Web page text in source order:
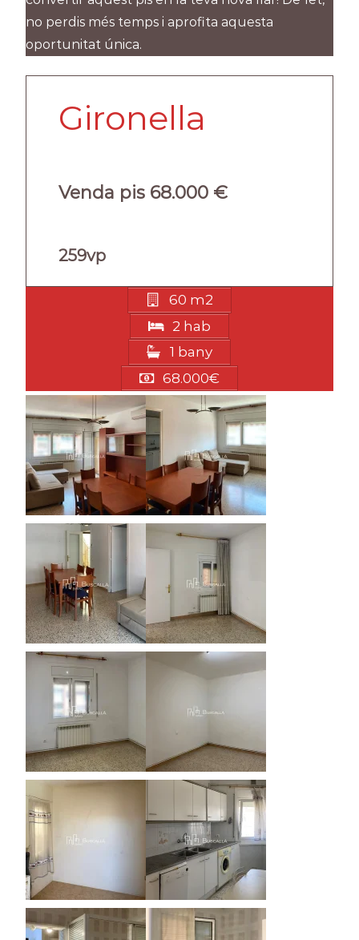
no perdis més temps i aprofita aquesta
oportunitat única.
Gironella
Venda pis 68.000 €
259vp
60 m2
2 hab
1 bany
68.000€